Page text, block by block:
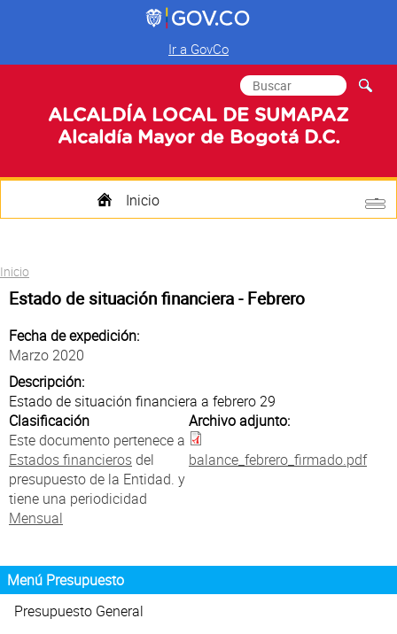
Ir a GovCo
ALCALDÍA LOCAL DE SUMAPAZ
Alcaldía Mayor de Bogotá D.C.
Formulario de
búsqueda
Buscar
Inicio
Atención al Ciudadano
Usted está aquí
Inicio
Estado de situación financiera - Febrero
Fecha de expedición:
Marzo 2020
Descripción:
Estado de situación financiera a febrero 29
Clasificación
Este documento pertenece a
Estados financierosdel
presupuesto de la Entidad. y
tiene una periodicidad
Mensual
Archivo adjunto:
balance_febrero_firmado.pdf
Menú Presupuesto
Presupuesto General